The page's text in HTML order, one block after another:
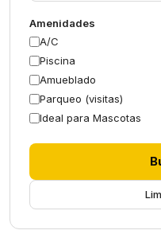
Amenidades
A/C
Piscina
Amueblado
Parqueo (visitas)
Ideal para Mascotas